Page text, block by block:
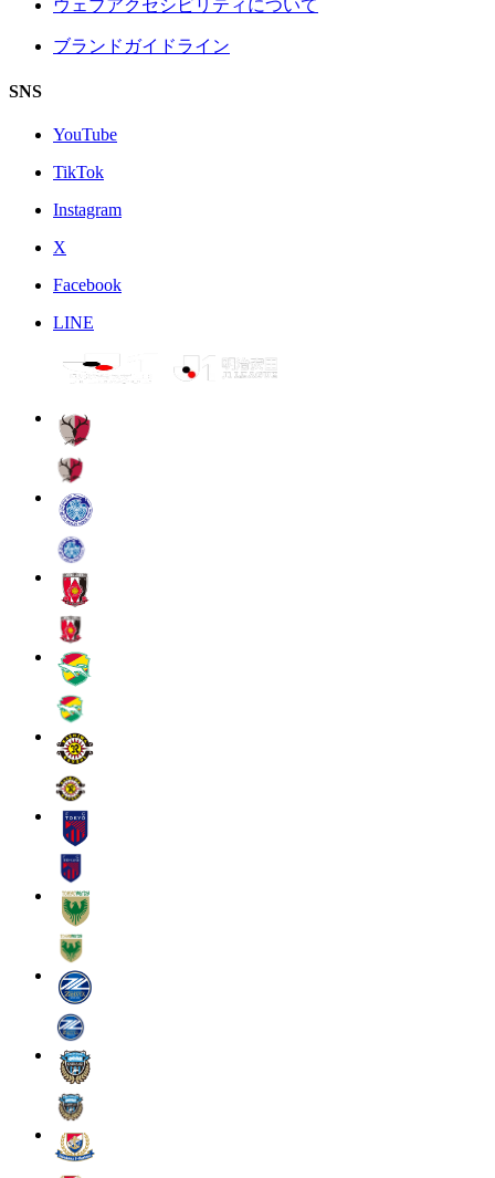
ウェブアクセシビリティについて
ブランドガイドライン
SNS
YouTube
TikTok
Instagram
X
Facebook
LINE